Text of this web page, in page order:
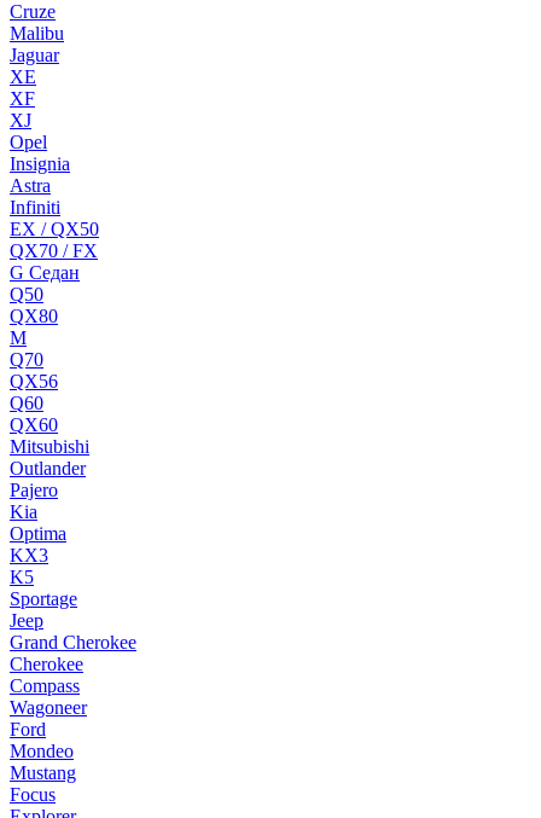
Cruze
Malibu
Jaguar
XE
XF
XJ
Opel
Insignia
Astra
Infiniti
EX / QX50
QX70 / FX
G Cедан
Q50
QX80
M
Q70
QX56
Q60
QX60
Mitsubishi
Outlander
Pajero
Kia
Optima
KX3
K5
Sportage
Jeep
Grand Cherokee
Cherokee
Compass
Wagoneer
Ford
Mondeo
Mustang
Focus